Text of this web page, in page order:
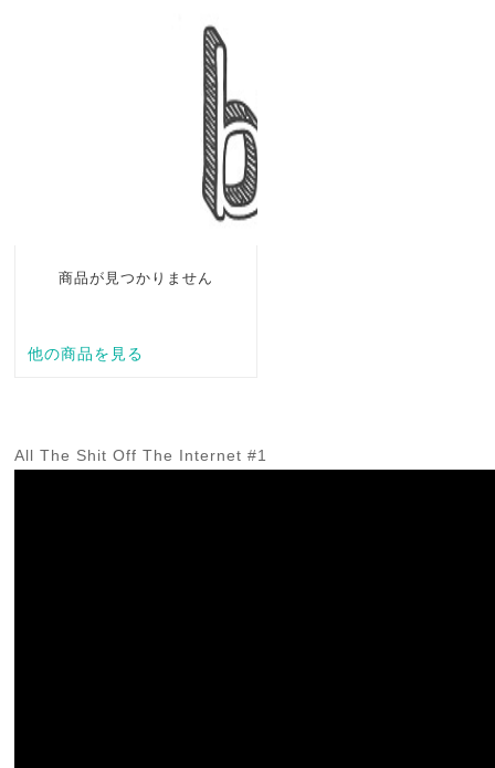
All The Shit Off The Internet #1